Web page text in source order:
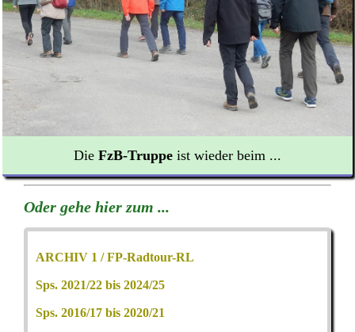
Die FzB-Truppe ist wieder beim ...
Oder gehe hier zum ...
ARCHIV 1 / FP-Radtour-RL
Sps. 2021/22 bis 2024/25
Sps. 2016/17 bis 2020/21